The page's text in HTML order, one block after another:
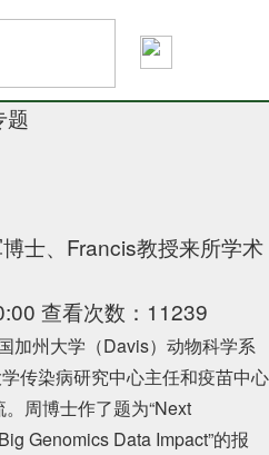
题
士、Francis教授来所学术
查看次数：11239
加州大学（Davis）动物科学系
传染病研究中心主任和疫苗中心
周博士作了题为“Next
Genomics Data Impact”的报